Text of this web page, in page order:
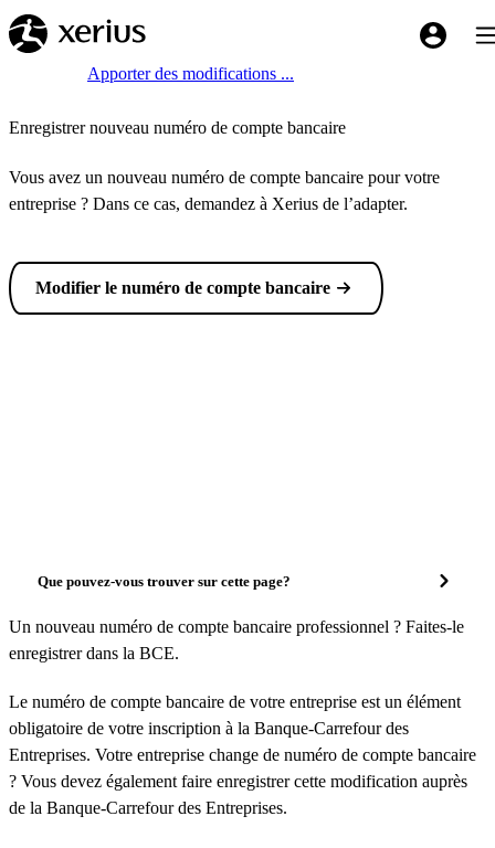
Sauter au contenu principal
My
Breadcrumb
AccueilApporter des modifications ...
Enregistrer nouveau numéro de compte bancaire
Vous avez un nouveau numéro de compte bancaire pour votre
entreprise ? Dans ce cas, demandez à Xerius de l’adapter.
Modifier le numéro de compte bancaire
Que pouvez-vous trouver sur cette page?
Un nouveau numéro de compte bancaire professionnel ? Faites-le
enregistrer dans la BCE.
Le numéro de compte bancaire de votre entreprise est un élément
obligatoire de votre inscription à la Banque-Carrefour des
Entreprises. Votre entreprise change de numéro de compte bancaire
? Vous devez également faire enregistrer cette modification auprès
de la Banque-Carrefour des Entreprises.